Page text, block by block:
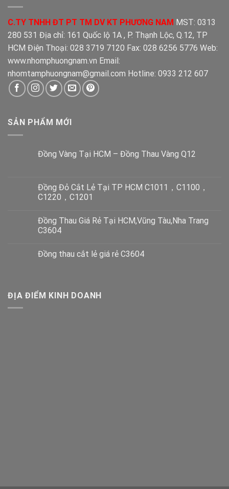
C.TY TNHH ĐT PT TM DV KT PHƯƠNG NAM MST: 0313
280 531 Địa chỉ: 161 Quốc lộ 1A , P. Thạnh Lộc, Q.12, TP
HCM Điện Thoại: 028 3719 7120 Fax: 028 6256 5776 Web:
www.nhomphuongnam.vn Email:
nhomtamphuongnam@gmail.com Hotline: 0933 212 607
SẢN PHẨM MỚI
Đồng Vàng Tại HCM – Đồng Thau Vàng Q12
Đồng Đỏ Cắt Lẻ Tại TP HCM C1011，C1100，
C1220，C1201
Đồng Thau Giá Rẻ Tại HCM,Vũng Tàu,Nha Trang
C3604
Đồng thau cắt lẻ giá rẻ C3604
ĐỊA ĐIỂM KINH DOANH